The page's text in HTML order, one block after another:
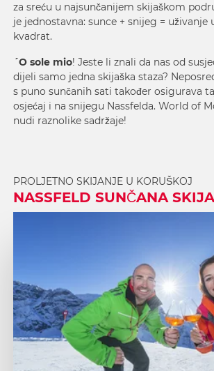
za sreću u najsunčanijem skijaškom
je jednostavna: sunce + snijeg = uživanje
kvadrat.
´O sole mio! Jeste li znali da nas od
dijeli samo jedna skijaška staza?
s puno sunčanih sati također osigurava
osjećaj i na snijegu Nassfelda. World of
nudi raznolike sadržaje!
PROLJETNO SKIJANJE U KORUŠKOJ
NASSFELD SUNČANA